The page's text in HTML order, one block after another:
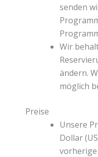
senden
Wir
ändern.
möglich
Preise
Unsere
Dollar